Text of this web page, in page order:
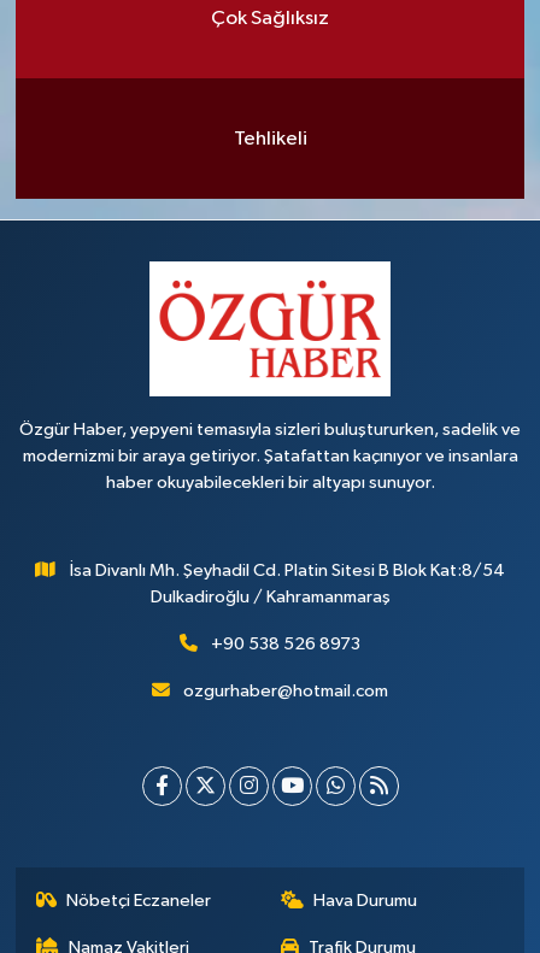
Çok Sağlıksız
Tehlikeli
Özgür Haber, yepyeni temasıyla sizleri buluştururken, sadelik ve
modernizmi bir araya getiriyor. Şatafattan kaçınıyor ve insanlara
haber okuyabilecekleri bir altyapı sunuyor.
İsa Divanlı Mh. Şeyhadil Cd. Platin Sitesi B Blok Kat:8/54
Dulkadiroğlu / Kahramanmaraş
+90 538 526 8973
ozgurhaber@hotmail.com
Nöbetçi Eczaneler Hava Durumu
Namaz Vakitleri Trafik Durumu